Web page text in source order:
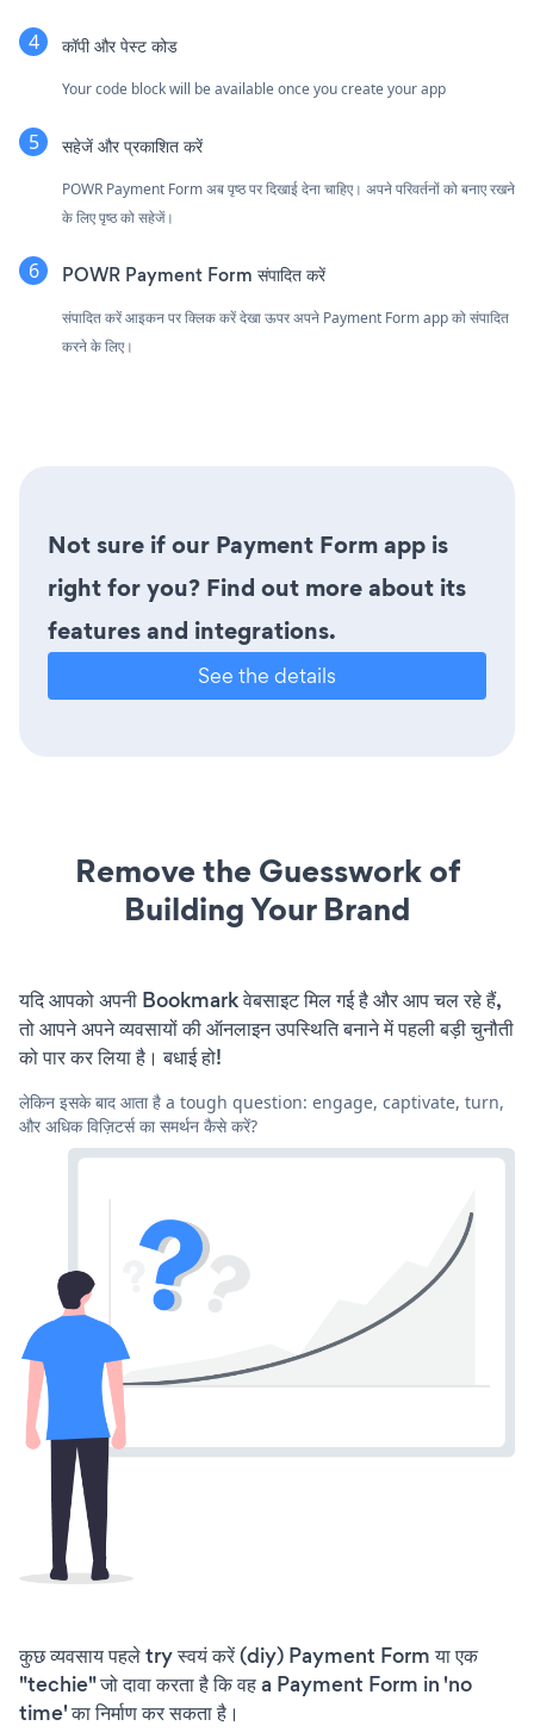
कॉपी और पेस्ट कोड
Your code block will be available once you create your app
सहेजें और प्रकाशित करें
POWR Payment Form अब पृष्ठ पर दिखाई देना चाहिए। अपने परिवर्तनों को बनाए रखने
के लिए पृष्ठ को सहेजें।
POWR Payment Form संपादित करें
संपादित करें आइकन पर क्लिक करेंदेखा ऊपर अपने Payment Form app को संपादित
करने के लिए।
Not sure if our Payment Form app is
right for you? Find out more about its
features and integrations.
See the details
Remove the Guesswork of
Building Your Brand
यदि आपको अपनी Bookmark वेबसाइट मिल गई है और आप चल रहे हैं,
तो आपने अपने व्यवसायों की ऑनलाइन उपस्थिति बनाने में पहली बड़ी चुनौती
को पार कर लिया है। बधाई हो!
लेकिन इसके बाद आता है a tough question: engage, captivate, turn,
और अधिक विज़िटर्स का समर्थन कैसे करें?
कुछ व्यवसाय पहले try स्वयं करें (diy) Payment Form या एक
"techie" जो दावा करता है कि वह a Payment Form in 'no
time' का निर्माण कर सकता है।